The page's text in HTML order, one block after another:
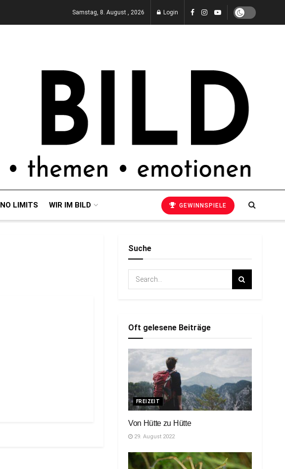
Samstag, 8. August , 2026 Login
NO LIMITS WIR IM BILD GEWINNSPIELE
Suche
Oft gelesene Beiträge
FREIZEIT
Von Hütte zu Hütte
29. August 2022